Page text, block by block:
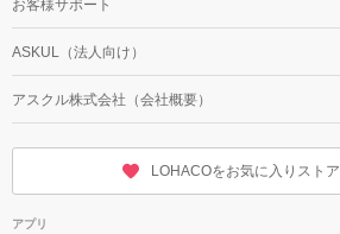
お客様サポート
ASKUL（法人向け）
アスクル株式会社（会社概要）
LOHACOをお気に入りスト
アプリ